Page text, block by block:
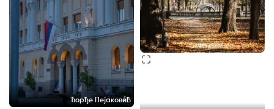
Ђорђе Пејаковић